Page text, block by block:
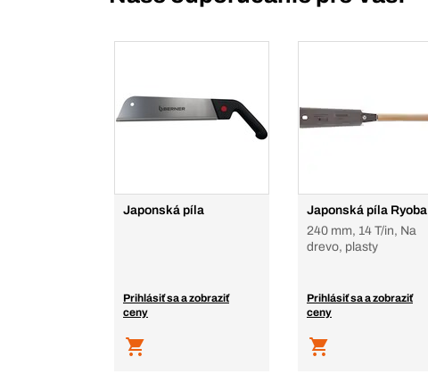
Japonská píla
Prihlásiť sa a zobraziť
ceny
Japonská píla Ryoba
240 mm, 14 T/in, Na
drevo, plasty
Prihlásiť sa a zobraziť
ceny